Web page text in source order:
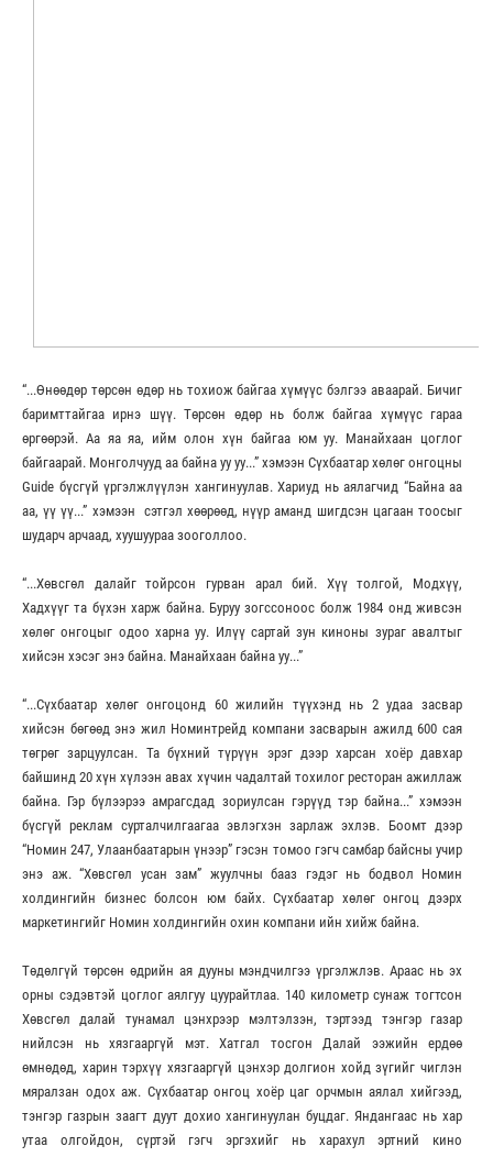
“...Өнөөдөр төрсөн өдөр нь тохиож байгаа хүмүүс бэлгээ аваарай. Бичиг
баримттайгаа ирнэ шүү. Төрсөн өдөр нь болж байгаа хүмүүс гараа
өргөөрэй. Аа яа яа, ийм олон хүн байгаа юм уу. Манайхаан цоглог
байгаарай. Монголчууд аа байна уу уу...” хэмээн Сүхбаатар хөлөг онгоцны
Guide бүсгүй үргэлжлүүлэн хангинуулав. Хариуд нь аялагчид “Байна аа
аа, үү үү...” хэмээн сэтгэл хөөрөөд, нүүр аманд шигдсэн цагаан тоосыг
шударч арчаад, хуушуураа зооголлоо.
“...Хөвсгөл далайг тойрсон гурван арал бий. Хүү толгой, Модхүү,
Хадхүүг та бүхэн харж байна. Буруу зогссоноос болж 1984 онд живсэн
хөлөг онгоцыг одоо харна уу. Илүү сартай зун киноны зураг авалтыг
хийсэн хэсэг энэ байна. Манайхаан байна уу...”
“...Сүхбаатар хөлөг онгоцонд 60 жилийн түүхэнд нь 2 удаа засвар
хийсэн бөгөөд энэ жил Номинтрейд компани засварын ажилд 600 сая
төгрөг зарцуулсан. Та бүхний түрүүн эрэг дээр харсан хоёр давхар
байшинд 20 хүн хүлээн авах хүчин чадалтай тохилог ресторан ажиллаж
байна. Гэр бүлээрээ амрагсдад зориулсан гэрүүд тэр байна...” хэмээн
бүсгүй реклам сурталчилгаагаа эвлэгхэн зарлаж эхлэв. Боомт дээр
“Номин 247, Улаанбаатарын үнээр” гэсэн томоо гэгч самбар байсны учир
энэ аж. “Хөвсгөл усан зам” жуулчны бааз гэдэг нь бодвол Номин
холдингийн бизнес болсон юм байх. Сүхбаатар хөлөг онгоц дээрх
маркетингийг Номин холдингийн охин компани ийн хийж байна.
Төдөлгүй төрсөн өдрийн ая дууны мэндчилгээ үргэлжлэв. Араас нь эх
орны сэдэвтэй цоглог аялгуу цуурайтлаа. 140 километр сунаж тогтсон
Хөвсгөл далай тунамал цэнхрээр мэлтэлзэн, тэртээд тэнгэр газар
нийлсэн нь хязгааргүй мэт. Хатгал тосгон Далай ээжийн ердөө
өмнөдөд, харин тэрхүү хязгааргүй цэнхэр долгион хойд зүгийг чиглэн
мяралзан одох аж. Сүхбаатар онгоц хоёр цаг орчмын аялал хийгээд,
тэнгэр газрын заагт дуут дохио хангинуулан буцдаг. Яндангаас нь хар
утаа олгойдон, сүртэй гэгч эргэхийг нь харахул эртний кино